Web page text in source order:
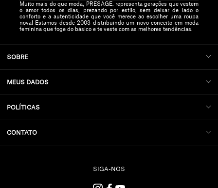
SOBRE
MEUS DADOS
POLÍTICAS
CONTATO
Muito mais do que moda, PRESAGE. representa gerações que vestem
o amor todos os dias, prezando por estilo, sem deixar de lado o
conforto e a autenticidade que você merece ao escolher uma roupa
nova! Estamos desde 2003 distribuindo um novo conceito em moda
feminina que foge do básico e te veste com as melhores tendências.
SIGA-NOS